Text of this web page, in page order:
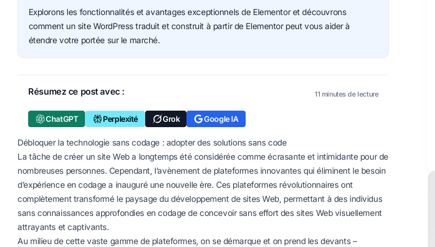
Explorons les fonctionnalités et avantages exceptionnels de Elementor et découvrons
comment un site WordPress traduit et construit à partir de Elementor peut vous aider à
étendre votre portée sur le marché.
Résumez ce post avec : 11 minutes de lecture
ChatGPT Perplexité Grok Google IA
Débloquer la technologie sans codage : adopter des solutions sans code
La tâche de créer un site Web a longtemps été considérée comme écrasante et intimidante pour de
nombreuses personnes. Cependant, l’avènement de plateformes innovantes qui éliminent le besoin
d’expérience en codage a inauguré une nouvelle ère. Ces plateformes révolutionnaires ont
complètement transformé le paysage du développement de sites Web, permettant à des individus
sans connaissances approfondies en codage de concevoir sans effort des sites Web visuellement
attrayants et captivants.
Au milieu de cette vaste gamme de plateformes, on se démarque et on prend les devants –